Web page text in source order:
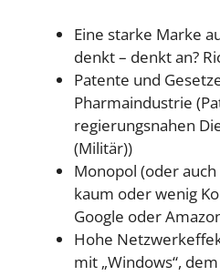
Eine starke Marke
denkt – denkt an?
Patente und
Pharmaindustrie
regierungsnahen
(Militär))
Monopol (oder
kaum oder wenig
Google oder
Hohe
mit „Windows“,